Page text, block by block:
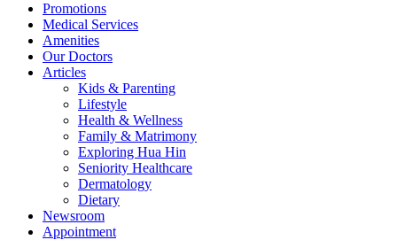
Promotions
Medical Services
Amenities
Our Doctors
Articles
Kids & Parenting
Lifestyle
Health & Wellness
Family & Matrimony
Exploring Hua Hin
Seniority Healthcare
Dermatology
Dietary
Newsroom
Appointment